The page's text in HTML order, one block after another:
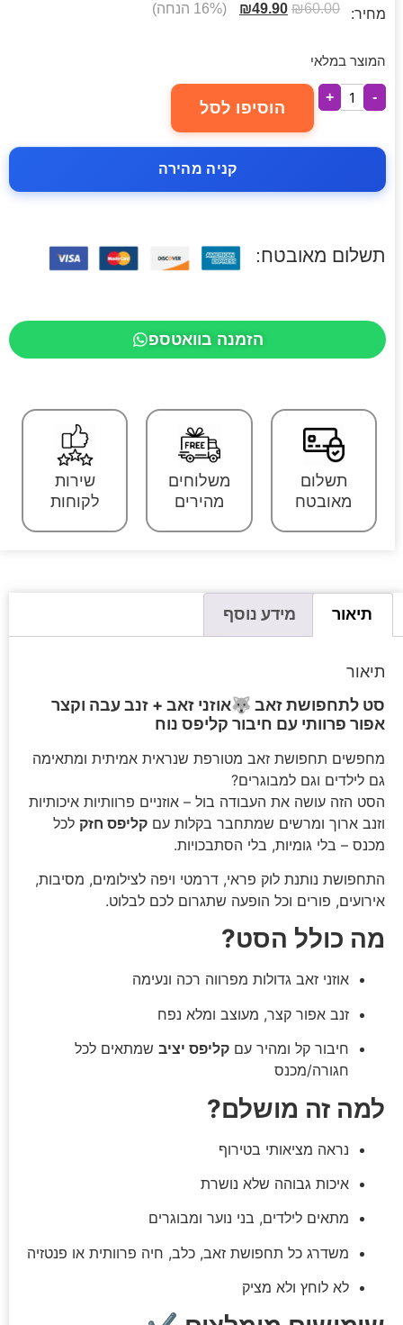
מחיר: ₪60.00
₪49.90 (16% הנחה)
המוצר במלאי
-
+
הוסיפו לסל
קניה מהירה
תשלום מאובטח:
הזמנה בוואטספ
תשלום
מאובטח
משלוחים
מהירים
שירות
לקוחות
תיאור מידע נוסף
תיאור
סט לתחפושת זאב 🐺אוזני זאב + זנב עבה וקצר
אפור פרוותי עם חיבור קליפס נוח
מחפשים תחפושת זאב מטורפת שנראית אמיתית ומתאימה
גם לילדים וגם למבוגרים?
הסט הזה עושה את העבודה בול – אוזניים פרוותיות איכותיות
וזנב ארוך ומרשים שמתחבר בקלות עם קליפס חזק לכל
מכנס – בלי גומיות, בלי הסתבכויות.
התחפושת נותנת לוק פראי, דרמטי ויפה לצילומים, מסיבות,
אירועים, פורים וכל הופעה שתגרום לכם לבלוט.
מה כולל הסט?
אוזני זאב גדולות מפרווה רכה ונעימה
זנב אפור קצר, מעוצב ומלא נפח
חיבור קל ומהיר עם קליפס יציב שמתאים לכל
חגורה/מכנס
למה זה מושלם?
נראה מציאותי בטירוף
איכות גבוהה שלא נושרת
מתאים לילדים, בני נוער ומבוגרים
משדרג כל תחפושת זאב, כלב, חיה פרוותית או פנטזיה
לא לוחץ ולא מציק